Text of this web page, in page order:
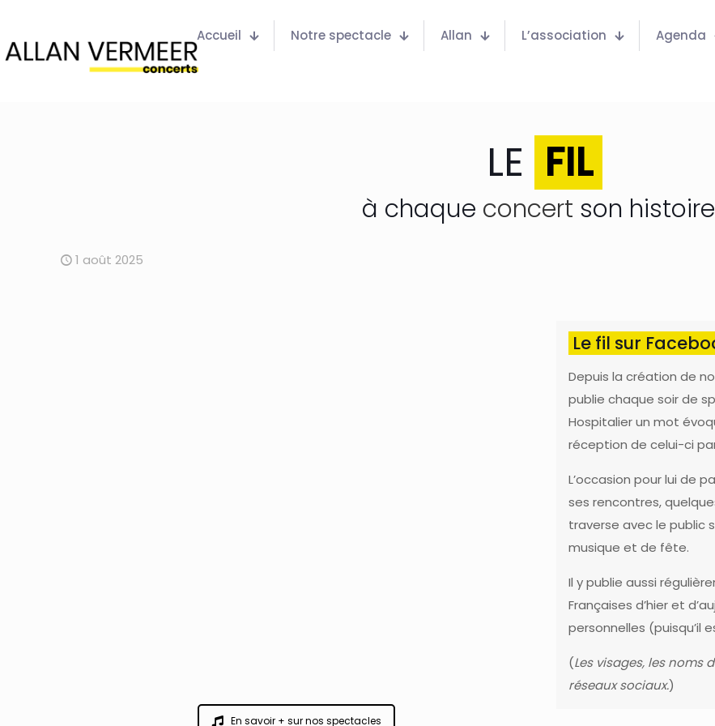
Accueil Notre spectacle Allan L’association Agenda
LE FIL
à chaque concert son
1 août 2025
En savoir + sur nos spectacles
Le fil sur
Depuis la création de
publie chaque soir de
Hospitalierun mot
réception de celui-ci
L’occasion pour lui de
ses rencontres,
traverse avec le public
musique et de fête.
Il y publie aussi
Françaises d’hier et
personnelles
(Les visages, les noms
réseaux sociaux.)